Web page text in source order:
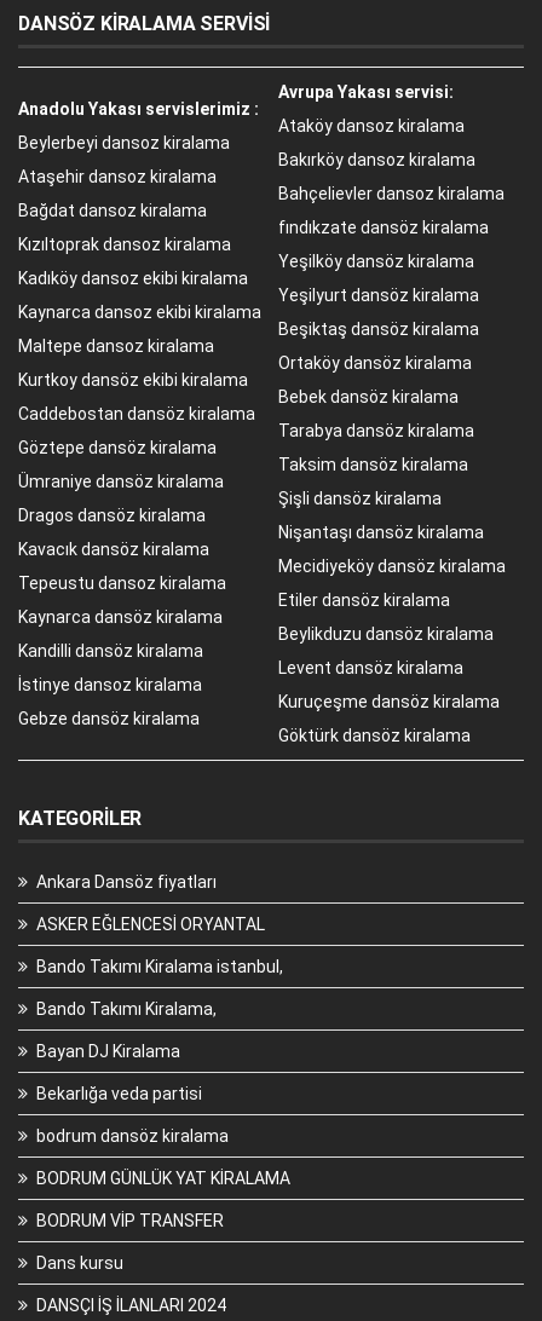
DANSÖZ KİRALAMA SERVİSİ
Anadolu Yakası servislerimiz :
Beylerbeyi dansoz kiralama
Ataşehir dansoz kiralama
Bağdat dansoz kiralama
Kızıltoprak dansoz kiralama
Kadıköy dansoz ekibi kiralama
Kaynarca dansoz ekibi kiralama
Maltepe dansoz kiralama
Kurtkoy dansöz ekibi kiralama
Caddebostan dansöz kiralama
Göztepe dansöz kiralama
Ümraniye dansöz kiralama
Dragos dansöz kiralama
Kavacık dansöz kiralama
Tepeustu dansoz kiralama
Kaynarca dansöz kiralama
Kandilli dansöz kiralama
İstinye dansoz kiralama
Gebze dansöz kiralama
Avrupa Yakası servisi:
Ataköy dansoz kiralama
Bakırköy dansoz kiralama
Bahçelievler dansoz kiralama
fındıkzate dansöz kiralama
Yeşilköy dansöz kiralama
Yeşilyurt dansöz kiralama
Beşiktaş dansöz kiralama
Ortaköy dansöz kiralama
Bebek dansöz kiralama
Tarabya dansöz kiralama
Taksim dansöz kiralama
Şişli dansöz kiralama
Nişantaşı dansöz kiralama
Mecidiyeköy dansöz kiralama
Etiler dansöz kiralama
Beylikduzu dansöz kiralama
Levent dansöz kiralama
Kuruçeşme dansöz kiralama
Göktürk dansöz kiralama
KATEGORILER
Ankara Dansöz fiyatları
ASKER EĞLENCESİ ORYANTAL
Bando Takımı Kiralama istanbul,
Bando Takımı Kiralama,
Bayan DJ Kiralama
Bekarlığa veda partisi
bodrum dansöz kiralama
BODRUM GÜNLÜK YAT KİRALAMA
BODRUM VİP TRANSFER
Dans kursu
DANSÇI İŞ İLANLARI 2024